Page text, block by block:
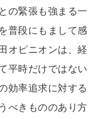
の緊張も強まる一
普段にもまして感
オピニオンは、経
平時だけではない
効率追求に対する
べきもののあり方